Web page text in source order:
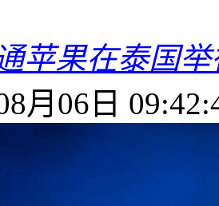
苹果在泰国
月06日